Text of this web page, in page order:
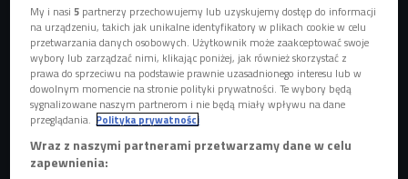
My i nasi5 partnerzy przechowujemy lub uzyskujemy dostęp do informacji
na urządzeniu, takich jak unikalne identyfikatory w plikach cookie w celu
przetwarzania danych osobowych. Użytkownik może zaakceptować swoje
wybory lub zarządzać nimi, klikając poniżej, jak również skorzystać z
prawa do sprzeciwu na podstawie prawnie uzasadnionego interesu lub w
dowolnym momencie na stronie polityki prywatności. Te wybory będą
sygnalizowane naszym partnerom i nie będą miały wpływu na dane
przeglądania. Polityka prywatności
Wraz z naszymi partnerami przetwarzamy dane w celu
zapewnienia: